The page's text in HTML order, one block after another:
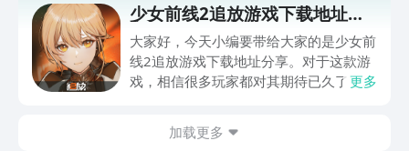
版下载地址如何获取呢？想要知晓的朋友
就继续看小编下面分享的内容吧。
少女前线2追放游戏下载地址分
享
大家好，今天小编要带给大家的是少女前
线2追放游戏下载地址分享。对于这款游
戏，相信很多玩家都对其期待已久了，但
到小编来给各位做个解答了。如果在座各
更多
加载更多